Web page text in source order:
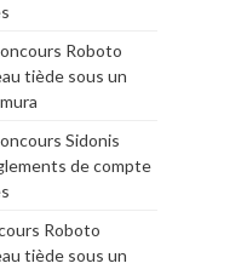
Roboto
tiède sous un
Sidonis
de compte
Roboto
tiède sous un